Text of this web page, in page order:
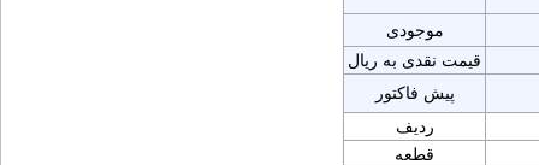
موجودی
قیمت نقدی به ریال
پیش فاکتور
ردیف
قطعه